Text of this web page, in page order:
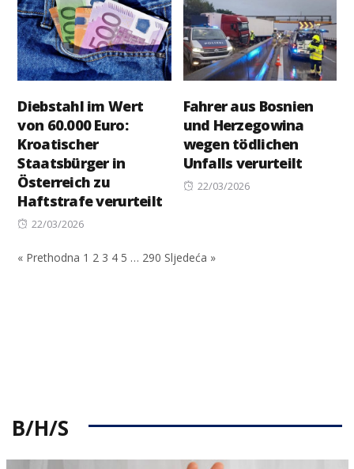
Diebstahl im Wert
von 60.000 Euro:
Kroatischer
Staatsbürger in
Österreich zu
Haftstrafe verurteilt
Posted
22/03/2026
Fahrer aus Bosnien
und Herzegowina
wegen tödlichen
Unfalls verurteilt
Posted
22/03/2026
« Prethodna 1 2 3 4 5 … 290 Sljedeća »
B/H/S